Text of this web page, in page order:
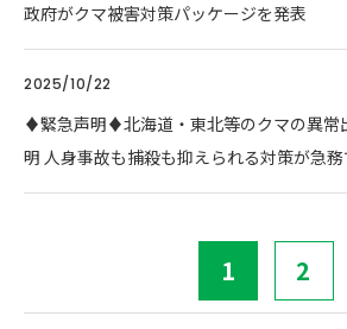
政府がクマ被害対策パッケージを発表
2025/10/22
♦️緊急声明♦️北海道・東北等のクマの異常
明 人身事故も捕殺も抑えられる対策が急務
1 2